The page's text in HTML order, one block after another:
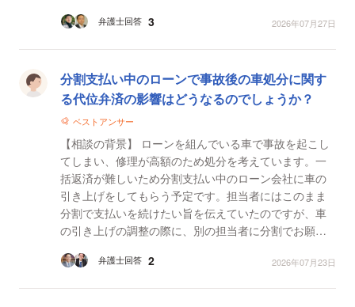
弁護士回答 3 2026年07月27日
分割支払い中のローンで事故後の車処分に関す
る代位弁済の影響はどうなるのでしょうか？
ベストアンサー
【相談の背景】 ローンを組んでいる車で事故を起こし
てしまい、修理が高額のため処分を考えています。一
括返済が難しいため分割支払い中のローン会社に車の
引き上げをしてもらう予定です。担当者にはこのまま
分割で支払いを続けたい旨を伝えていたのですが、車
の引き上げの調整の際に、別の担当者に分割でお願い
済と書か...弁護士回答 2 2026年07月23日